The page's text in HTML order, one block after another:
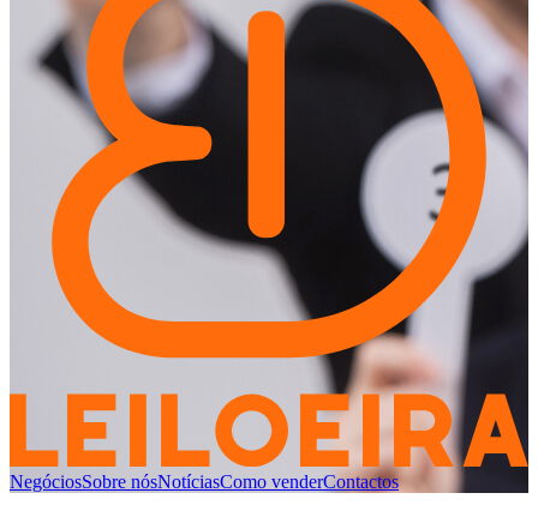
NegóciosSobre nósNotíciasComo venderContactos